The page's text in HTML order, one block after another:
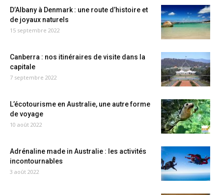
D’Albany à Denmark : une route d’histoire et
de joyaux naturels
15 septembre 2022
Canberra : nos itinéraires de visite dans la
capitale
7 septembre 2022
L’écotourisme en Australie, une autre forme
de voyage
10 août 2022
Adrénaline made in Australie : les activités
incontournables
3 août 2022